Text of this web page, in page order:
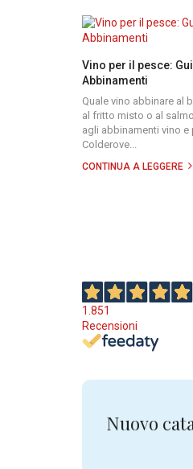
Vino per il pesce:
Abbinamenti
Quale vino abbinare al
al fritto misto o al
agli abbinamenti vino
Colderove...
CONTINUA A LEGGERE
1.851
Recensioni
Nuovo